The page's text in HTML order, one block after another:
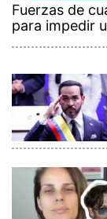
Fuerzas de
para impedir